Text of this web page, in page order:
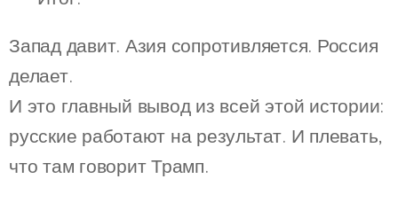
Запад давит. Азия сопротивляется. Россия
делает.
И это главный вывод из всей этой истории:
русские работают на результат. И плевать,
что там говорит Трамп.